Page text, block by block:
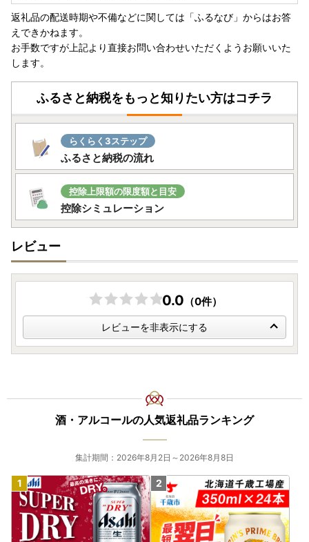
http://okifuru.com/onestop.pdf
・ワンストップ特例申請 添付書類貼り付け用紙、記入例
http://okifuru.com/onestop_doc.pdf
返礼品の配送時期や不備などに関しては「ふるなび」からはお答
えできかねます。
お手数ですが上記より直接お問い合わせいただくようお願いいた
します。
ふるさと納税をもっと知りたい方はコチラ
らくらく3ステップ
ふるさと納税の流れ
控除上限額の限度額と目安
控除シミュレーション
レビュー
0.0 （0件）
レビューを非表示にする
酒・アルコールの人気返礼品ランキング
集計期間：2026年8月2日～2026年8月8日